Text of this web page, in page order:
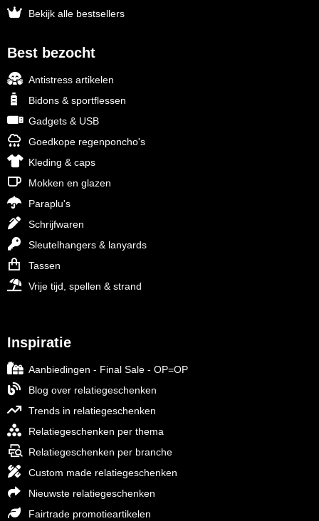
Bekijk alle bestsellers
Best bezocht
Antistress artikelen
Bidons & sportflessen
Gadgets & USB
Goedkope regenponcho's
Kleding & caps
Mokken en glazen
Paraplu's
Schrijfwaren
Sleutelhangers & lanyards
Tassen
Vrije tijd, spellen & strand
Inspiratie
Aanbiedingen - Final Sale - OP=OP
Blog over relatiegeschenken
Trends in relatiegeschenken
Relatiegeschenken per thema
Relatiegeschenken per branche
Custom made relatiegeschenken
Nieuwste relatiegeschenken
Fairtrade promotieartikelen